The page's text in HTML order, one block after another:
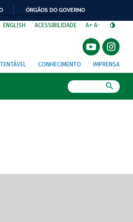
ÓRGÃOS DO GOVERNO
ENGLISH ACESSIBILIDADE A+ A-
CONHECIMENTO IMPRENSA